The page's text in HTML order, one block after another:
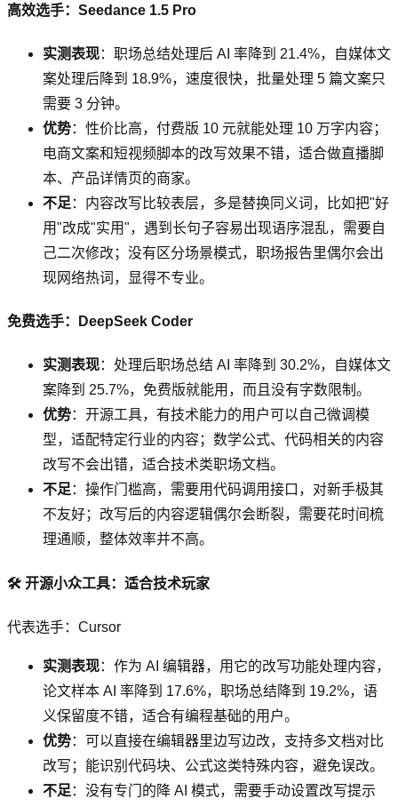
高效选手：Seedance 1.5 Pro
实测表现：职场总结处理后 AI 率降到 21.4%，自媒体文
案处理后降到 18.9%，速度很快，批量处理 5 篇文案只
需要 3 分钟。
优势：性价比高，付费版 10 元就能处理 10 万字内容；
电商文案和短视频脚本的改写效果不错，适合做直播脚
本、产品详情页的商家。
不足 ：内容改写比较表层，多是替换同义词，比如把"好
用"改成"实用"，遇到长句子容易出现语序混乱，需要自
己二次修改；没有区分场景模式，职场报告里偶尔会出
现网络热词，显得不专业。
免费选手：DeepSeek Coder
实测表现：处理后职场总结 AI 率降到 30.2%，自媒体文
案降到 25.7%，免费版就能用，而且没有字数限制。
优势：开源工具，有技术能力的用户可以自己微调模
型，适配特定行业的内容；数学公式、代码相关的内容
改写不会出错，适合技术类职场文档。
不足：操作门槛高，需要用代码调用接口，对新手极其
不友好；改写后的内容逻辑偶尔会断裂，需要花时间梳
理通顺，整体效率并不高。
🛠️ 开源小众工具：适合技术玩家
代表选手：Cursor
实测表现：作为 AI 编辑器，用它的改写功能处理内容，
论文样本 AI 率降到 17.6%，职场总结降到 19.2%，语
义保留度不错，适合有编程基础的用户。
优势：可以直接在编辑器里边写边改，支持多文档对比
改写；能识别代码块、公式这类特殊内容，避免误改。
不足 ：没有专门的降 AI 模式，需要手动设置改写提示